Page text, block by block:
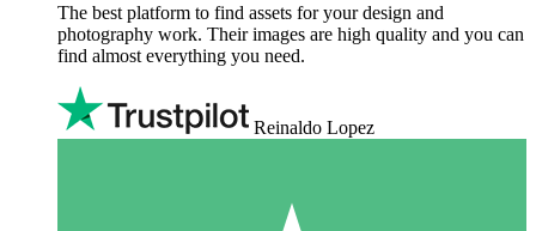
The best platform to find assets for your design and
photography work. Their images are high quality and you can
find almost everything you need.
Reinaldo Lopez